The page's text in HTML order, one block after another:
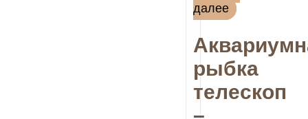
далее
рыбка
телескоп